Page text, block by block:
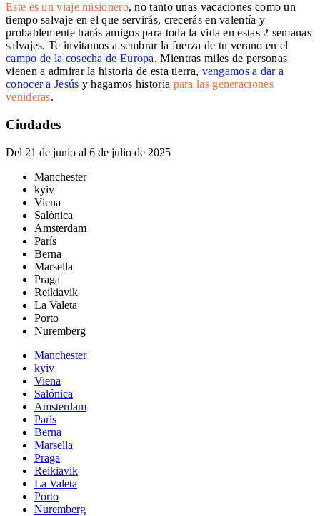
Este es un viaje misionero, no tanto unas vacaciones como un
tiempo salvaje en el que servirás, crecerás en valentía y
probablemente harás amigos para toda la vida en estas 2 semanas
salvajes. Te invitamos a sembrar la fuerza de tu verano en el
campo de la cosecha de Europa. Mientras miles de personas
vienen a admirar la historia de esta tierra, vengamos a dar a
conocer a Jesús y hagamos historia para las generaciones
venideras.
Ciudades
Del 21 de junio al 6 de julio de 2025
Manchester
kyiv
Viena
Salónica
Amsterdam
París
Berna
Marsella
Praga
Reikiavik
La Valeta
Porto
Nuremberg
Manchester
kyiv
Viena
Salónica
Amsterdam
París
Berna
Marsella
Praga
Reikiavik
La Valeta
Porto
Nuremberg